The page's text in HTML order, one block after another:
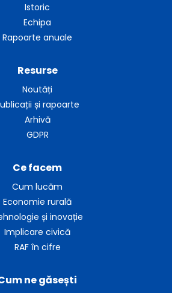
Istoric
Echipa
Rapoarte anuale
Ce facem
Cum lucăm
Economie rurală
și inovație
Implicare civică
RAF în cifre
Resurse
Noutăți
și rapoarte
Arhivă
GDPR
ne găsești